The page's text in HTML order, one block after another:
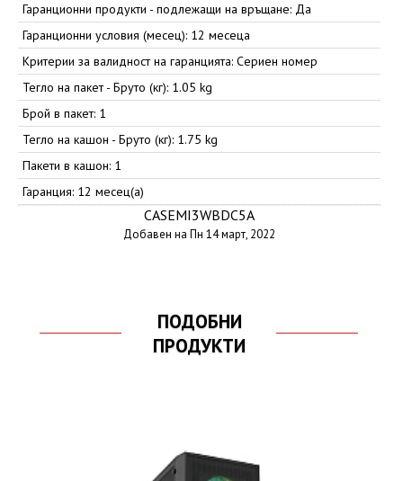
Гаранционни продукти - подлежащи на връщане: Да
Гаранционни условия (месец): 12 месеца
Критерии за валидност на гаранцията: Сериен номер
Тегло на пакет - Бруто (кг): 1.05 kg
Брой в пакет: 1
Тегло на кашон - Бруто (кг): 1.75 kg
Пакети в кашон: 1
Гаранция: 12 месец(а)
CASEMI3WBDC5A
Добавен на Пн 14 март, 2022
ПОДОБНИ
ПРОДУКТИ